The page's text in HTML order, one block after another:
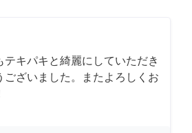
テキパキと綺麗にしていただき
ございました。またよろしくお